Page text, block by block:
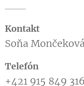
Kontakt
Soňa
Telefón
+421 915 849 316